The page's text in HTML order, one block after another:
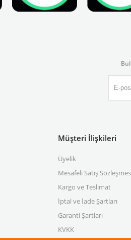
Müşteri İlişkileri
Üyelik
Mesafeli Satış
Kargo ve Teslimat
İptal ve İade Şartları
Garanti Şartları
KVKK